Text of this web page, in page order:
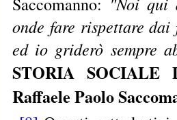
onde fare rispettare
ed io griderò sempre
STORIA SOCIALE
Raffaele Paolo